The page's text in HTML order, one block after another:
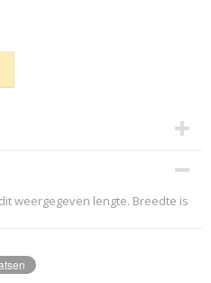
weergegeven lengte. Breedte is